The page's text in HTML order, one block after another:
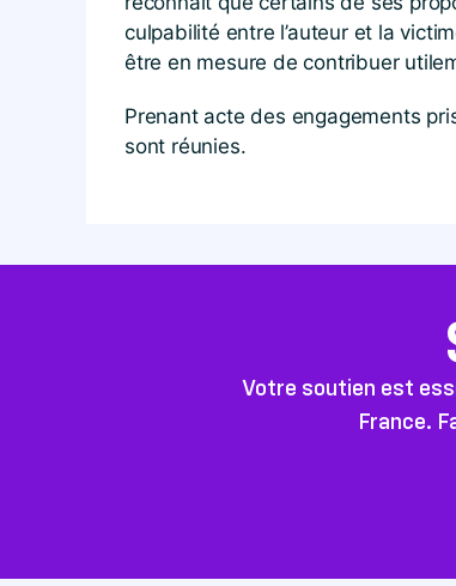
culpabilité entre l’auteur et la
être en mesure de contribuer
Prenant acte des engagements
sont réunies.
Votre soutien est
France.